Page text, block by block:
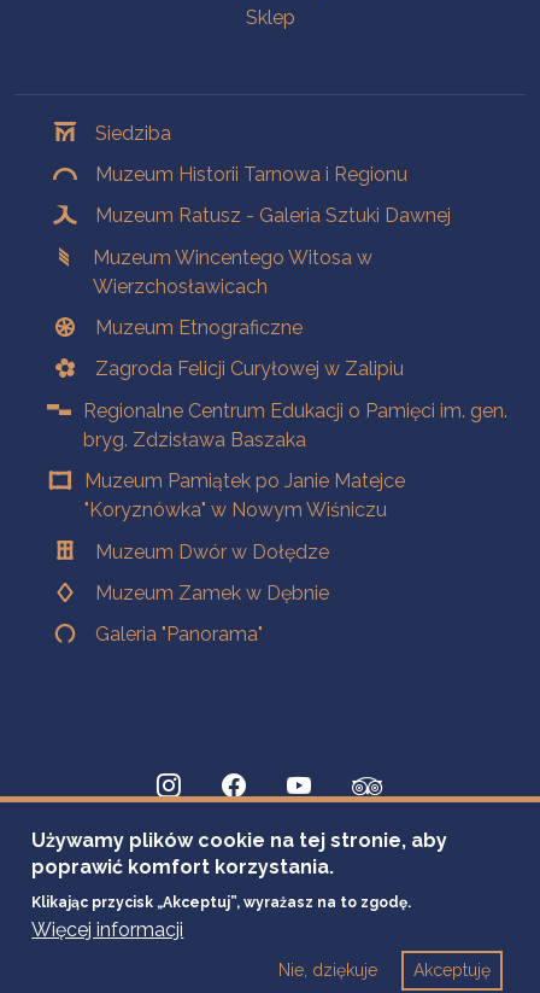
Sklep
Siedziba
Muzeum Historii Tarnowa i Regionu
Muzeum Ratusz - Galeria Sztuki Dawnej
Muzeum Wincentego Witosa w
Wierzchosławicach
Muzeum Etnograficzne
Zagroda Felicji Curyłowej w Zalipiu
Regionalne Centrum Edukacji o Pamięci im. gen.
bryg. Zdzisława Baszaka
Muzeum Pamiątek po Janie Matejce
"Koryznówka" w Nowym Wiśniczu
Muzeum Dwór w Dołędze
Muzeum Zamek w Dębnie
Galeria "Panorama"
Używamy plików cookie na tej stronie, aby
poprawić komfort korzystania.
Klikając przycisk „Akceptuj”, wyrażasz na to zgodę.
Więcej informacji
Akceptuję
Nie, dziękuje